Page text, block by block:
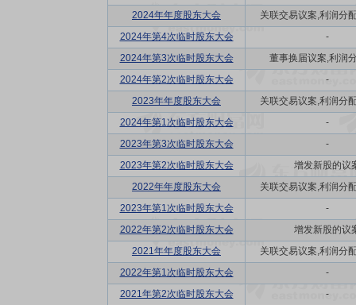
2024年年度股东大会
关联交易议案,利润分
2024年第4次临时股东大会
-
2024年第3次临时股东大会
董事换届议案,利润
2024年第2次临时股东大会
-
2023年年度股东大会
关联交易议案,利润分
2024年第1次临时股东大会
-
2023年第3次临时股东大会
-
2023年第2次临时股东大会
增发新股的议
2022年年度股东大会
关联交易议案,利润分
2023年第1次临时股东大会
-
2022年第2次临时股东大会
增发新股的议
2021年年度股东大会
关联交易议案,利润分
2022年第1次临时股东大会
-
2021年第2次临时股东大会
-